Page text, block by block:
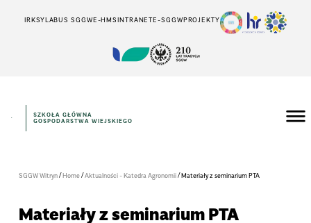
IRKSYLABUS SGGWE-HMSINTRANETE-SGGWPROJEKTY
SZKOŁA GŁÓWNA
GOSPODARSTWA WIEJSKIEGO
SGGW Witryn/Home/Aktualności - Katedra Agronomii/Materiały z seminarium PTA
Materiały z seminarium PTA